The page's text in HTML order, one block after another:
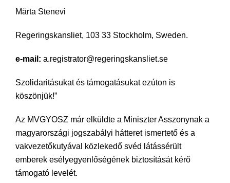
Märta Stenevi
Regeringskansliet, 103 33 Stockholm, Sweden.
e-mail: a.registrator@regeringskansliet.se
Szolidaritásukat és támogatásukat ezúton is
köszönjük!”
Az MVGYOSZ már elküldte a Miniszter Asszonynak a
magyarországi jogszabályi hátteret ismertető és a
vakvezetőkutyával közlekedő svéd látássérült
emberek esélyegyenlőségének biztosítását kérő
támogató levelét.